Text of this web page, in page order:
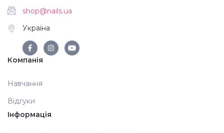
shop@nails.ua
Україна
Компанія
Навчання
Відгуки
Інформація